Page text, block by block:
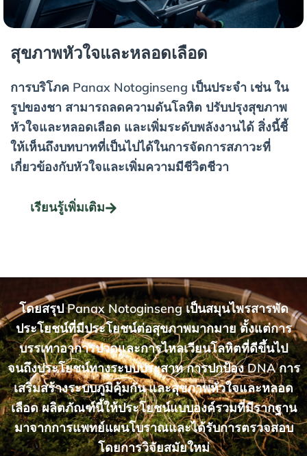
สุขภาพหัวใจและหลอดเลือด
การบริโภค Panax Notoginseng เป็นประจำ เช่น ใน
รูปของชา สามารถลดความดันโลหิต ปรับปรุงสุขภาพ
หัวใจและหลอดเลือด และเพิ่มระดับพลังงานได้ สิ่งนี้ชี้
ให้เห็นถึงบทบาทที่เป็นไปได้ในการจัดการสภาวะที่
เกี่ยวข้องกับหัวใจและเพิ่มความมีชีวิตชีวา
เรียนรู้เพิ่มเติม
โดยสรุป Panax Notoginseng เป็นสมุนไพรสารพัด
ประโยชน์ที่มีประโยชน์ต่อสุขภาพมากมาย ตั้งแต่การ
บรรเทาอาการปวดและการไหลเวียนโลหิตที่ดีขึ้นไป
จนถึงประโยชน์ทางระบบประสาท การปกป้อง DNA การ
เสริมสร้างระบบภูมิคุ้มกัน และสุขภาพหัวใจและหลอด
เลือด ผลิตภัณฑ์นี้ให้ประโยชน์แบบองค์รวมที่มีรากฐาน
มาจากการแพทย์แผนโบราณและได้รับการตรวจสอบ
โดยการวิจัยสมัยใหม่